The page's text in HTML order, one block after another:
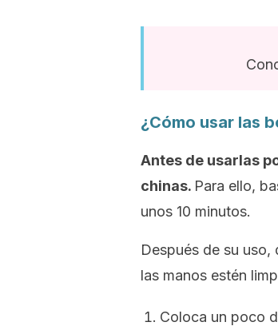
¿Cómo usar las
Antes de usarlas
chinas. Para ello,
unos 10 minutos.
Después de su
las manos estén
Coloca un poco